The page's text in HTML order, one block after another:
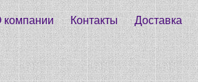
компании Контакты Доставка